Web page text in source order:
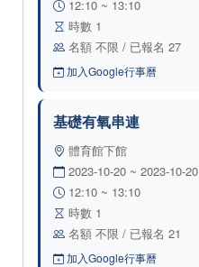
12:10 ~ 13:10
時數 1
名額 不限 / 已報名 27
加入Google行事曆
基礎有氧串連
體育館下館
2023-10-20 ~ 2023-10-20
12:10 ~ 13:10
時數 1
名額 不限 / 已報名 21
加入Google行事曆